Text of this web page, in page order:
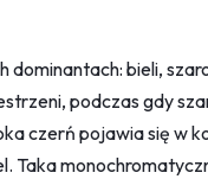
bieli,
podczas gdy
czerń pojawia się w
Taka